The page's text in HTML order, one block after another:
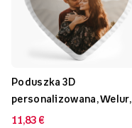
Poduszka 3D
personalizowana, Welur,
Srdce s rámom, 33x33 cm
11,83 €